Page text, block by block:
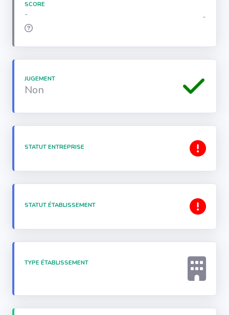
SCORE
- -
JUGEMENT
Non
STATUT ENTREPRISE
STATUT ÉTABLISSEMENT
TYPE ÉTABLISSEMENT